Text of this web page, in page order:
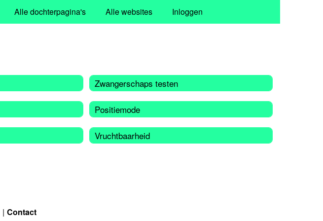
Alle dochterpagina's Alle websites Inloggen
Zwangerschaps testen
Positiemode
Vruchtbaarheid
Contact